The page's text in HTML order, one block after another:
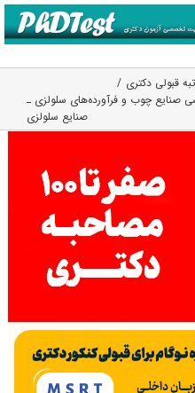
قبولی دکتری
صنایع چوب و فرآورده‌های سلولزی ـ
صنایع سلولزی